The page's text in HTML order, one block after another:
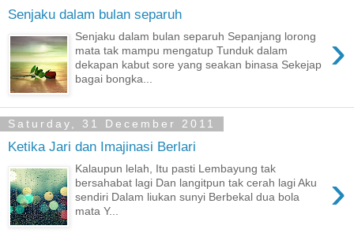
Senjaku dalam bulan separuh
›
Senjaku dalam bulan separuh Sepanjang lorong
mata tak mampu mengatup Tunduk dalam
dekapan kabut sore yang seakan binasa Sekejap
bagai bongka...
Saturday, 31 December 2011
Ketika Jari dan Imajinasi Berlari
›
Kalaupun lelah, Itu pasti Lembayung tak
bersahabat lagi Dan langitpun tak cerah lagi Aku
sendiri Dalam liukan sunyi Berbekal dua bola
mata Y...